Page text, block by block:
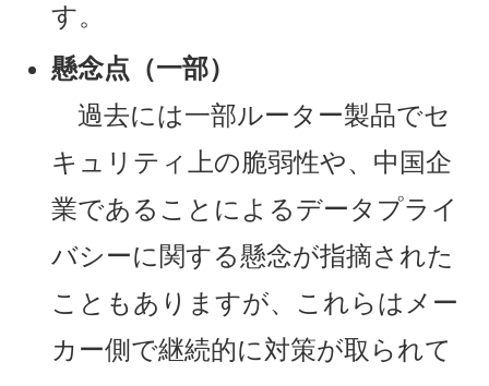
す。
懸念点（一部）
過去には一部ルーター製品でセ
キュリティ上の脆弱性や、中国企
業であることによるデータプライ
バシーに関する懸念が指摘された
こともありますが、これらはメー
カー側で継続的に対策が取られて